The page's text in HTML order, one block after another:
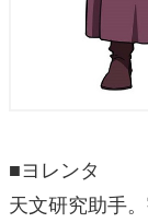
■ヨレンタ
天文研究助手